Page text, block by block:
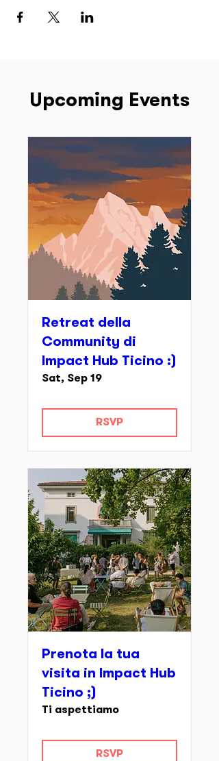
Upcoming Events
Retreat della
Community di
Impact Hub Ticino :)
Sat, Sep 19
RSVP
Prenota la tua
visita in Impact Hub
Ticino ;)
Ti aspettiamo
RSVP